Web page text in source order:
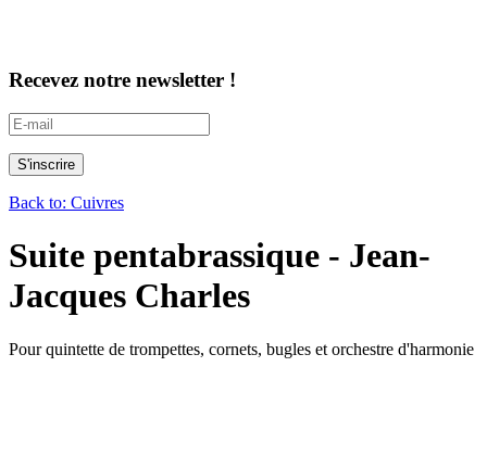
Recevez notre newsletter !
Back to: Cuivres
Suite pentabrassique - Jean-
Jacques Charles
Pour quintette de trompettes, cornets, bugles et orchestre d'harmonie